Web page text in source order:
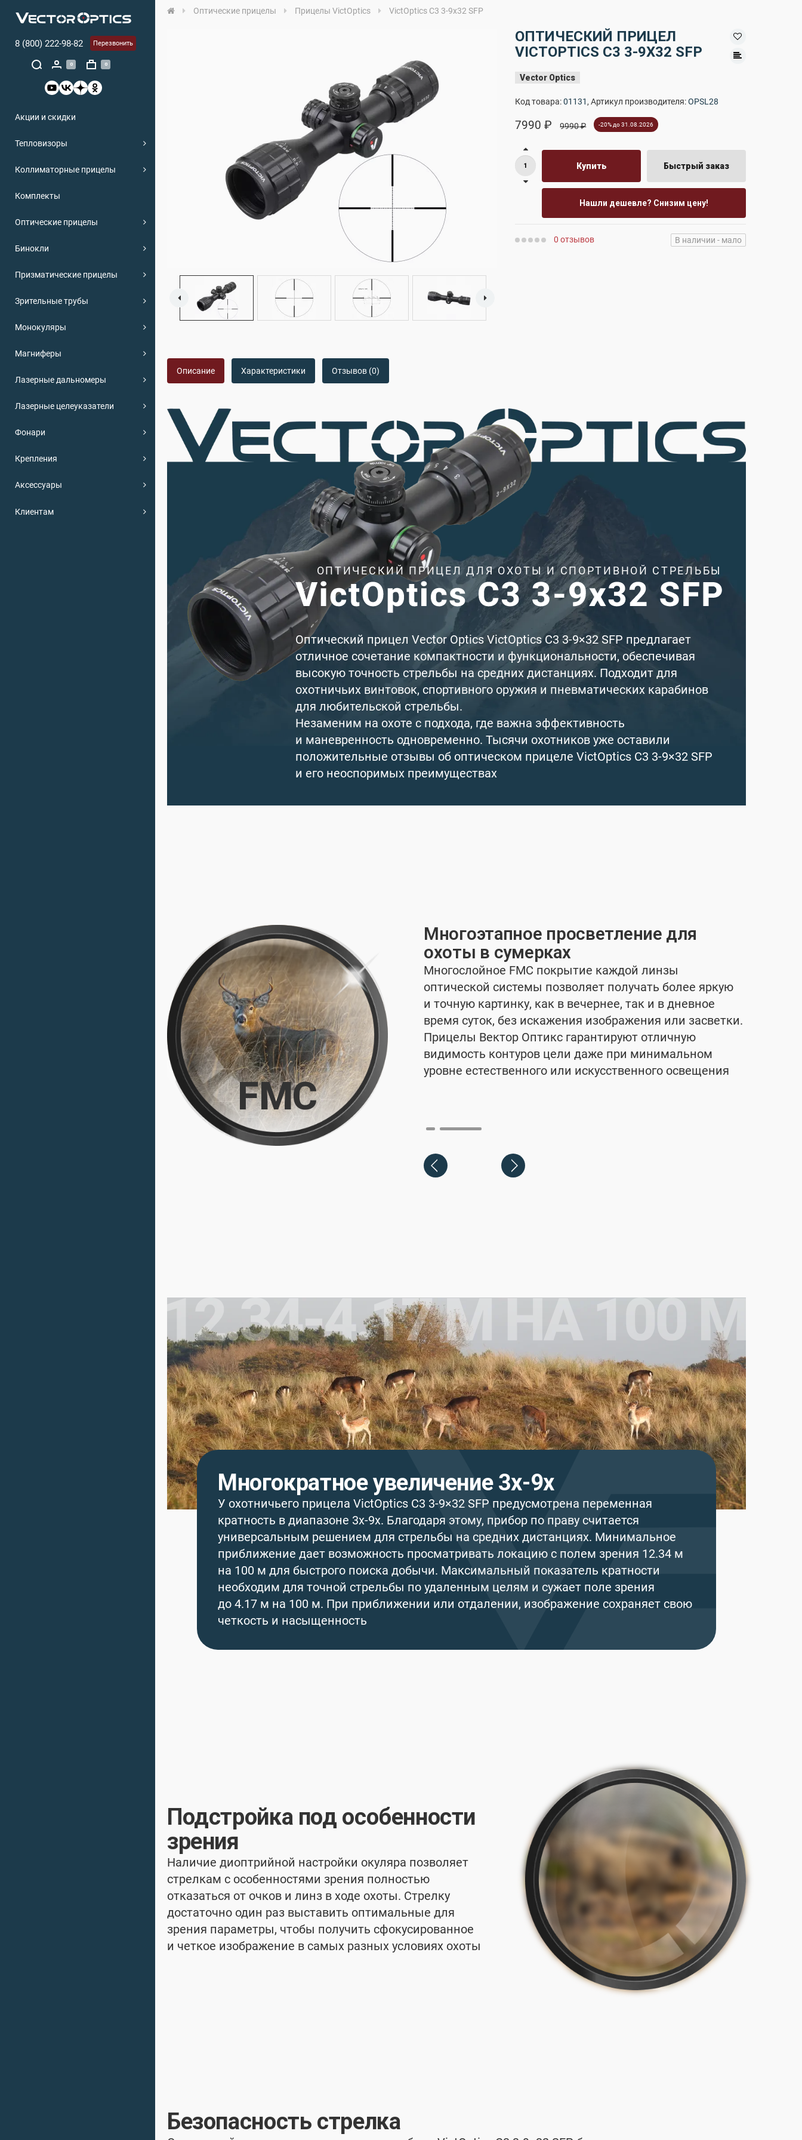
8 (800) 222-98-82 Перезвонить
0 0
Акции и скидки
Тепловизоры
Коллиматорные прицелы
Комплекты
Оптические прицелы
Бинокли
Призматические прицелы
Зрительные трубы
Монокуляры
Магниферы
Лазерные дальномеры
Лазерные целеуказатели
Фонари
Крепления
Аксессуары
Клиентам
Оптические прицелы Прицелы VictOptics VictOptics C3 3-9x32 SFP
ОПТИЧЕСКИЙ ПРИЦЕЛ
VICTOPTICS C3 3-9X32 SFP
Vector Optics
Код товара:01131 , Артикул производителя:OPSL28
7990 ₽ 9990 ₽ -20% до 31.08.2026
Купить Быстрый заказ
Нашли дешевле? Снизим цену!
0 отзывов В наличии - мало
Описание Характеристики Отзывов (0)
ОПТИЧЕСКИЙ ПРИЦЕЛ ДЛЯ ОХОТЫ И СПОРТИВНОЙ СТРЕЛЬБЫ
Оптический прицел Vector Optics VictOptics C3 3-9×32 SFP предлагает
отличное сочетание компактности и функциональности, обеспечивая
высокую точность стрельбы на средних дистанциях. Подходит для
охотничьих винтовок, спортивного оружия и пневматических карабинов
для любительской стрельбы.
Незаменим на охоте с подхода, где важна эффективность
и маневренность одновременно. Тысячи охотников уже оставили
положительные отзывы об оптическом прицеле VictOptics C3 3-9×32 SFP
и его неоспоримых преимуществах
FMC
Современная оптика с высокой
детализацией
Вся продукция компании Вектор Оптикс
разрабатывается с уклоном на высокое качество
оптических элементов для высокоточной стрельбы
с минимальной нагрузкой на органы зрения. 32-
миллиметровый объектив прицела VictOptics
C3 оснащен фирменными линзами с минимальный
уровнем искажений, что позволяет получить
естественные цвета цели и ландшафта, а также
отличные показатели детализации и контраста
Многоэтапное просветление для
охоты в сумерках
Многослойное FMC покрытие каждой линзы
оптической системы позволяет получать более яркую
и точную картинку, как в вечернее, так и в дневное
время суток, без искажения изображения или засветки.
Прицелы Вектор Оптикс гарантируют отличную
видимость контуров цели даже при минимальном
уровне естественного или искусственного освещения
Многократное увеличение 3х-9х
У охотничьего прицела VictOptics C3 3-9×32 SFP предусмотрена переменная
кратность в диапазоне 3х-9х. Благодаря этому, прибор по праву считается
универсальным решением для стрельбы на средних дистанциях. Минимальное
приближение дает возможность просматривать локацию с полем зрения 12.34 м
на 100 м для быстрого поиска добычи. Максимальный показатель кратности
необходим для точной стрельбы по удаленным целям и сужает поле зрения
до 4.17 м на 100 м. При приближении или отдалении, изображение сохраняет свою
четкость и насыщенность
Подстройка под особенности
зрения
Наличие диоптрийной настройки окуляра позволяет
стрелкам с особенностями зрения полностью
отказаться от очков и линз в ходе охоты. Стрелку
достаточно один раз выставить оптимальные для
зрения параметры, чтобы получить сфокусированное
и четкое изображение в самых разных условиях охоты
Безопасность стрелка